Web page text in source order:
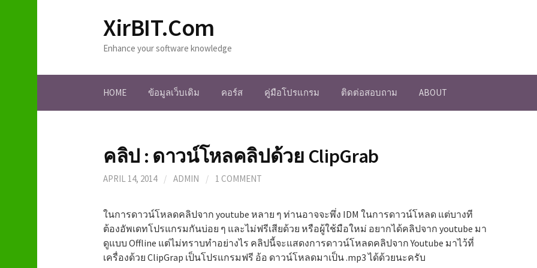
o
XirBIT.Com
Enhance your software knowledge
HOME ข้อมูลเว็บเดิม คอร์ส คู่มือโปรแกรม ติดต่อสอบถาม ABOUT
คลิป : ดาวน์โหลคลิปด้วย ClipGrab
APRIL 14, 2014 / ADMIN / 1 COMMENT
ในการดาวน์โหลดคลิปจาก youtube หลาย ๆ ท่านอาจจะพึ่ง IDM ในการดาวน์โหลด แต่บางที
ต้องอัพเดทโปรแกรมกันบ่อย ๆ และไม่ฟรีเสียด้วย หรือผู้ใช้มือใหม่ อยากได้คลิปจาก youtube มา
ดูแบบ Offline แต่ไม่ทราบทำอย่างไร คลิปนี้จะแสดงการดาวน์โหลดคลิปจาก Youtube มาไว้ที่
เครื่องด้วย ClipGrap เป็นโปรแกรมฟรี อ้อ ดาวน์โหลดมาเป็น .mp3 ได้ด้วยนะครับ